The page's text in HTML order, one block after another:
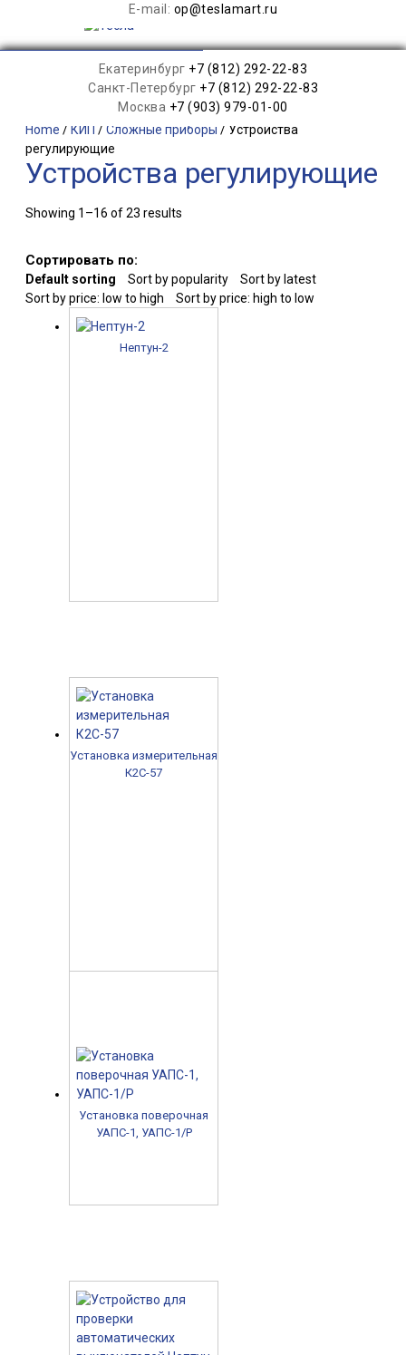
E-mail: op@teslamart.ru
Екатеринбург +7 (812) 292-22-83
Санкт-Петербург +7 (812) 292-22-83
Москва +7 (903) 979-01-00
Home /КИП /Сложные приборы / Устройства
регулирующие
Устройства регулирующие
Showing 1–16 of 23 results
Сортировать по:
Default sorting Sort by popularity
Sort by latest
Sort by price: low to high
Sort by price: high to low
Нептун-2
Установка измерительная
К2С-57
Установка поверочная
УАПС-1, УАПС-1/Р